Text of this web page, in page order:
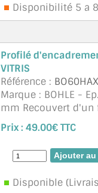
Disponibilité 5 a
Profilé
VITRIS
Référence :
Marque : BOHLE -
mm Recouvert d'un
protection
Prix : 49.00€ TTC
Disponible